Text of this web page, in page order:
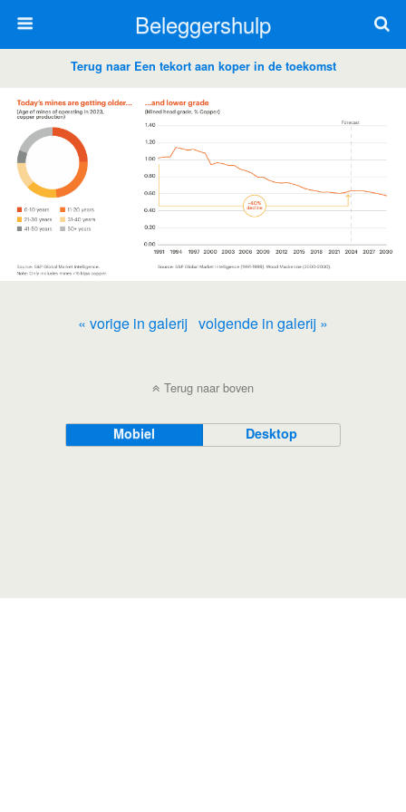
Beleggershulp
Terug naar Een tekort aan koper in de toekomst
« vorige in galerij volgende in galerij »
Terug naar boven
Mobiel Desktop